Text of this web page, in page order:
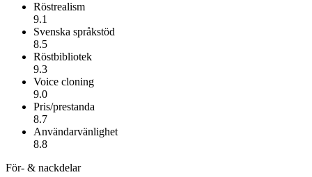
Röstrealism
9.1
Svenska språkstöd
8.5
Röstbibliotek
9.3
Voice cloning
9.0
Pris/prestanda
8.7
Användarvänlighet
8.8
För- & nackdelar